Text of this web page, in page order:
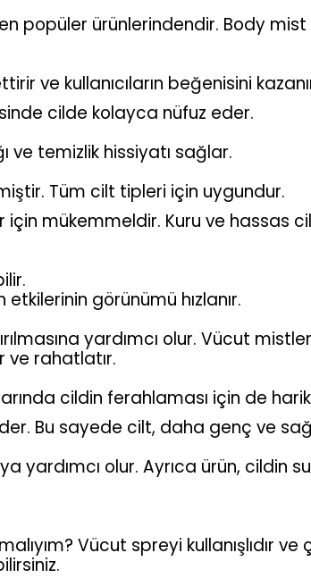
popüler ürünlerindendir. Body
ve kullanıcıların beğenisini
cilde kolayca nüfuz eder.
ve temizlik hissiyatı sağlar.
Tüm cilt tipleri için uygundur.
mükemmeldir. Kuru ve hassas
etkilerinin görünümü hızlanır.
yardımcı olur. Vücut
ve rahatlatır.
cildin ferahlaması için de
Bu sayede cilt, daha genç ve
olur. Ayrıca ürün, cildin
Vücut spreyi kullanışlıdır ve